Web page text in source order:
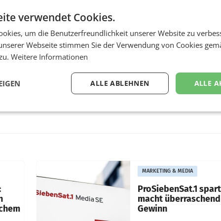
MARKETING & MEDIA
ProSiebenSat.1
macht
Gewinn
verwendet Cookies.
um die Benutzerfreundlichkeit unserer Website zu
Webseite stimmen Sie der Verwendung von Cookies
Weitere Informationen
ALLE
ALLE ABLEHNEN